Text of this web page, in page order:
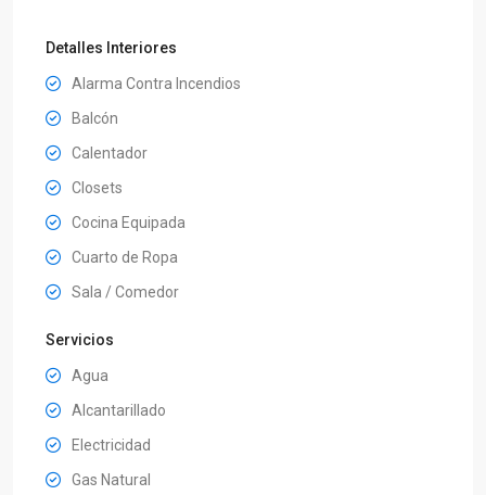
Detalles Interiores
Alarma Contra Incendios
Balcón
Calentador
Closets
Cocina Equipada
Cuarto de Ropa
Sala / Comedor
Servicios
Agua
Alcantarillado
Electricidad
Gas Natural